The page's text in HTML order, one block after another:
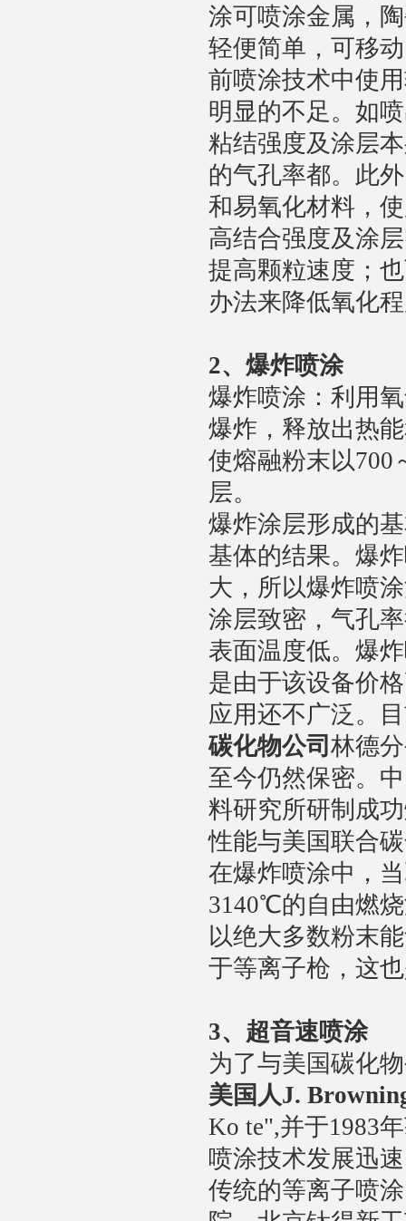
涂可喷涂金属，
轻便简单，可移
前喷涂技术中使
明显的不足。如
粘结强度及涂层
的气孔率都。此
和易氧化材料，
高结合强度及涂
提高颗粒速度；
办法来降低氧化
2、爆炸喷涂
爆炸喷涂：利用
爆炸，释放出热
使熔融粉末以700
层。
爆炸涂层形成的
基体的结果。爆
大，所以爆炸喷
涂层致密，气孔
表面温度低。爆
是由于该设备价
应用还不广泛。
碳化物公司 林德
至今仍然保密。
料研究所研制成
性能与美国联合
在爆炸喷涂中，
3140℃的自由燃
以绝大多数粉末
于等离子枪，这
3、超音速喷涂
为了与美国碳化
美国人J.
Ko te",并于1983
喷涂技术发展迅
传统的等离子喷